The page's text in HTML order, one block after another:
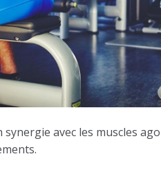
synergie avec les muscles